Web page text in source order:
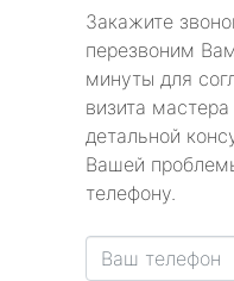
Закажите
перезвоним
минуты для
визита
детальной
Вашей
телефону.